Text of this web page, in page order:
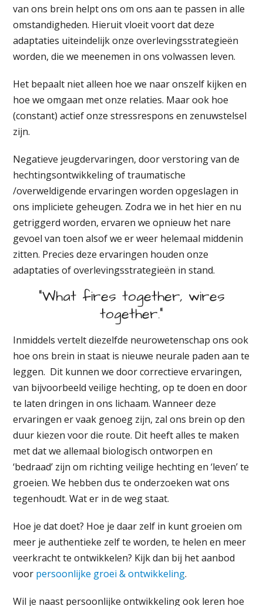
van ons brein helpt ons om ons aan te passen in alle
omstandigheden. Hieruit vloeit voort dat deze
adaptaties uiteindelijk onze overlevingsstrategieën
worden, die we meenemen in ons volwassen leven.
Het bepaalt niet alleen hoe we naar onszelf kijken en
hoe we omgaan met onze relaties. Maar ook hoe
(constant) actief onze stressrespons en zenuwstelsel
zijn.
Negatieve jeugdervaringen, door verstoring van de
hechtingsontwikkeling of traumatische
/overweldigende ervaringen worden opgeslagen in
ons impliciete geheugen. Zodra we in het hier en nu
getriggerd worden, ervaren we opnieuw het nare
gevoel van toen alsof we er weer helemaal middenin
zitten. Precies deze ervaringen houden onze
adaptaties of overlevingsstrategieën in stand.
"What fires together, wires
together."
Inmiddels vertelt diezelfde neurowetenschap ons ook
hoe ons brein in staat is nieuwe neurale paden aan te
leggen. Dit kunnen we door correctieve ervaringen,
van bijvoorbeeld veilige hechting, op te doen en door
te laten dringen in ons lichaam. Wanneer deze
ervaringen er vaak genoeg zijn, zal ons brein op den
duur kiezen voor die route. Dit heeft alles te maken
met dat we allemaal biologisch ontworpen en
‘bedraad’ zijn om richting veilige hechting en ‘leven’ te
groeien. We hebben dus te onderzoeken wat ons
tegenhoudt. Wat er in de weg staat.
Hoe je dat doet? Hoe je daar zelf in kunt groeien om
meer je authentieke zelf te worden, te helen en meer
veerkracht te ontwikkelen? Kijk dan bij het aanbod
voor persoonlijke groei & ontwikkeling.
Wil je naast persoonlijke ontwikkeling ook leren hoe